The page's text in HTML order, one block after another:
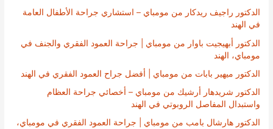
الدكتور راجيف ريدكار من مومباي – استشاري جراحة الأطفال العامة
في الهند
الدكتور أبهيجيت باوار من مومباي | جراحة العمود الفقري والجنف في
مومباي، الهند
الدكتور ميهير بابات من مومباي | أفضل جراح العمود الفقري في الهند
الدكتور شريدهار أرشيك من مومباي – أخصائي جراحة العظام
واستبدال المفاصل الروبوتي في الهند
الدكتور هارشال بامب من مومباي | جراحة العمود الفقري في مومباي،